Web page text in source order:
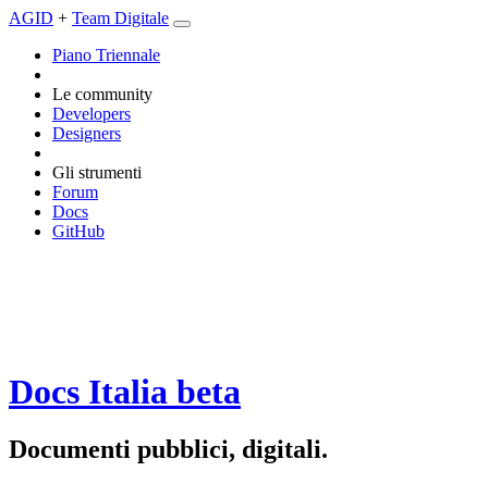
AGID + Team Digitale
Piano Triennale
Le community
Developers
Designers
Gli strumenti
Forum
Docs
GitHub
Docs Italia beta
Documenti pubblici, digitali.